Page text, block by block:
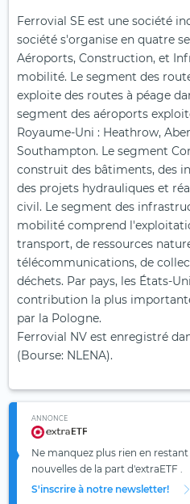
Ferrovial SE est une société
société s'organise en quatre
Aéroports, Construction, et
mobilité. Le segment des
exploite des routes à péage
segment des aéroports
Royaume-Uni : Heathrow,
Southampton. Le segment
construit des bâtiments, des
des projets hydrauliques et
civil. Le segment des
mobilité comprend
transport, de ressources
télécommunications, de
déchets. Par pays, les États-
contribution la plus
par la Pologne.
Ferrovial NV est enregistré
(Bourse: NLENA).
ANNONCE
Ne manquez plus rien en
nouvelles de la part d'extraETF .
S'inscrire à notre newsletter!